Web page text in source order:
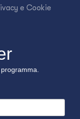
e Cookie